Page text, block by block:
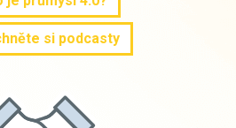
si podcasty